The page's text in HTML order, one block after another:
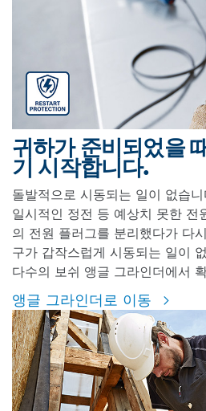
귀하가 준비되었을
기 시작합니다.
돌발적으로 시동되는 일이 없습
일시적인 정전 등 예상치 못한 전
의 전원 플러그를 분리했다가 다
구가 갑작스럽게 시동되는 일이
다수의 보쉬 앵글 그라인더에서
앵글 그라인더로 이동